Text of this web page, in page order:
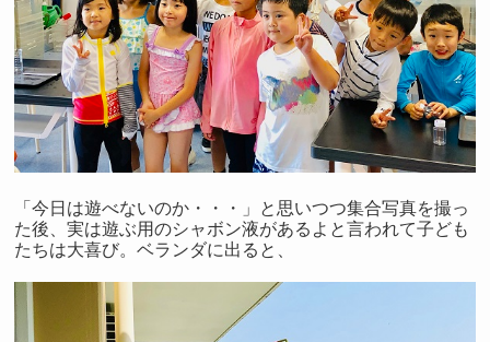
「今日は遊べないのか・・・」と思いつつ集合写真を撮っ
た後、実は遊ぶ用のシャボン液があるよと言われて子ども
たちは大喜び。ベランダに出ると、